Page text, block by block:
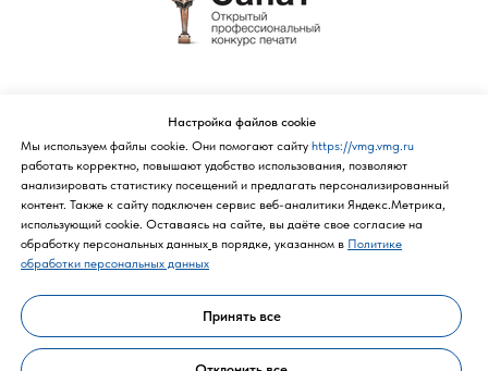
Настройка файлов cookie
Мы используем файлы cookie. Они помогают сайту https://vmg.vmg.ru
работать корректно, повышают удобство использования, позволяют
анализировать статистику посещений и предлагать персонализированный
контент. Также к cайту подключен сервис веб-аналитики Яндекс.Метрика,
использующий cookie. Оставаясь на сайте, вы даёте свое согласие на
обработку персональных данных в порядке, указанном в Политике
обработки персональных данных
Принять все
Политика конфиденциальности